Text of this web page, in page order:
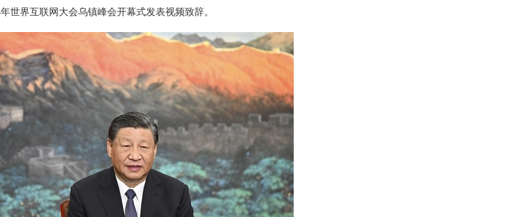
界互联网大会乌镇峰会开幕式发表视频致辞。